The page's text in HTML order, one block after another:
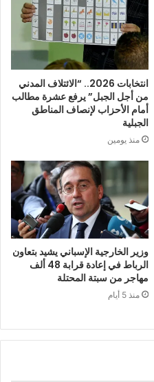
انتخابات 2026.. “الائتلاف المدني
من أجل الجبل” يرفع عشرة مطالب
أمام الأحزاب لإنصاف المناطق
الجبلية
منذ يومين
وزير الخارجية الإسباني يشيد بتعاون
الرباط في إعادة قرابة 48 ألف
مهاجر من سبتة المحتلة
منذ 5 أيام